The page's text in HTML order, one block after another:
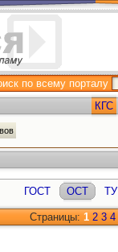
по всему порталу
КГС
ГОСТ ОСТ ТУ
Страницы: 1 2 3 4